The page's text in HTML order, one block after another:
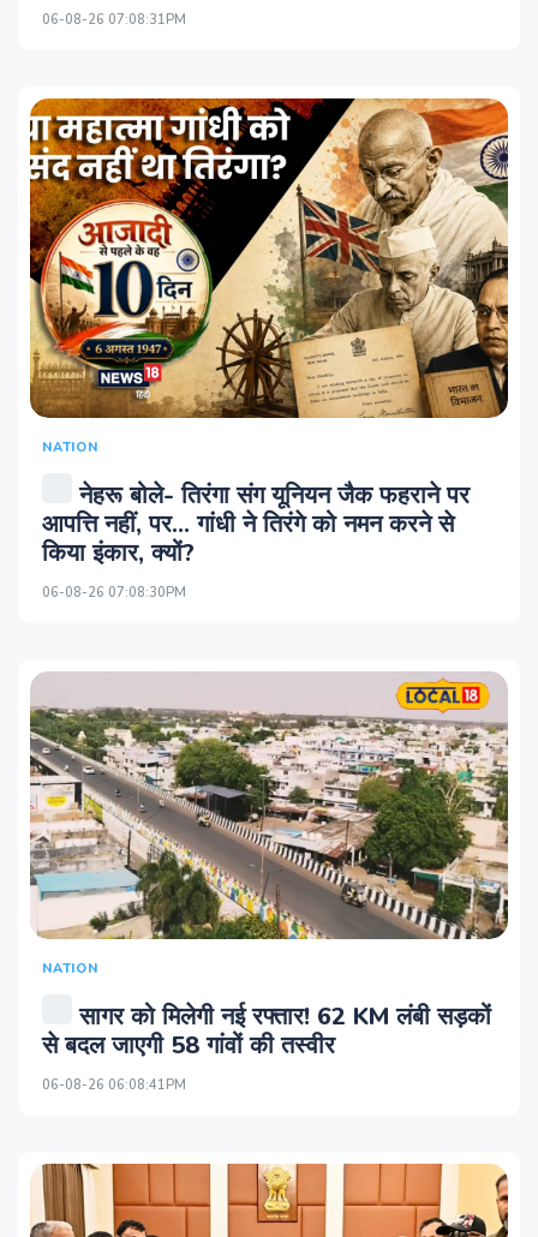
06-08-26 07:08:31PM
NATION
नेहरू बोले- तिरंगा संग यूनियन जैक फहराने पर
आपत्ति नहीं, पर… गांधी ने तिरंगे को नमन करने से
किया इंकार, क्‍यों?
06-08-26 07:08:30PM
NATION
सागर को मिलेगी नई रफ्तार! 62 KM लंबी सड़कों
से बदल जाएगी 58 गांवों की तस्वीर
06-08-26 06:08:41PM